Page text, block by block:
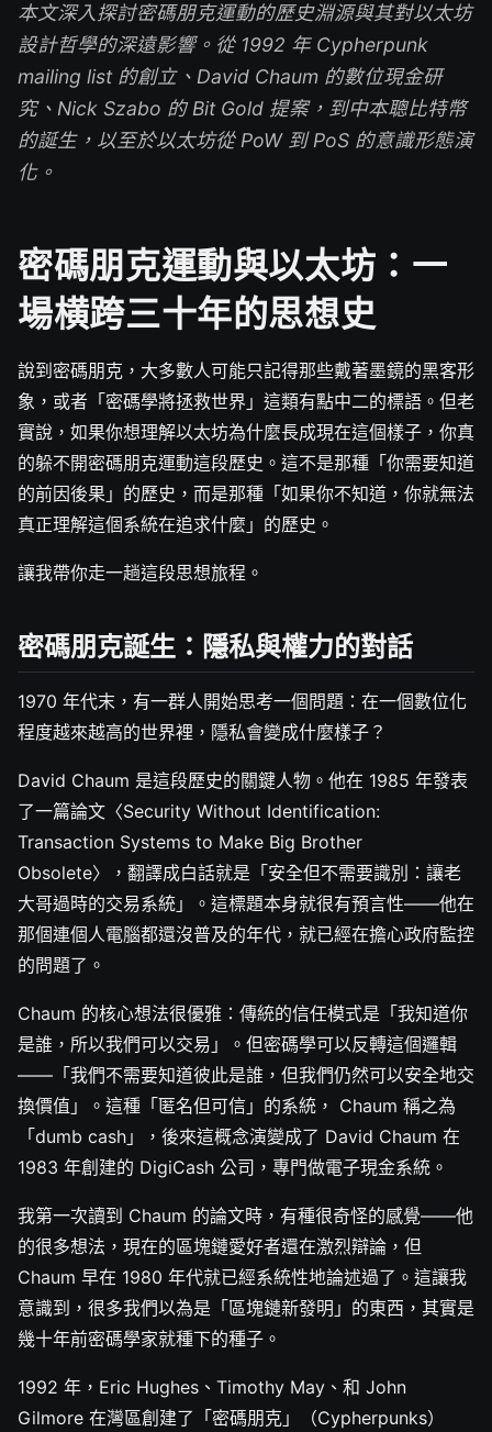
本文深入探討密碼朋克運動的歷史淵源與其對以太坊
設計哲學的深遠影響。從 1992 年 Cypherpunk
mailing list 的創立、David Chaum 的數位現金研
究、Nick Szabo 的 Bit Gold 提案，到中本聰比特幣
的誕生，以至於以太坊從 PoW 到 PoS 的意識形態演
化。
密碼朋克運動與以太坊：一
場横跨三十年的思想史
說到密碼朋克，大多數人可能只記得那些戴著墨鏡的黑客形
象，或者「密碼學將拯救世界」這類有點中二的標語。但老
實說，如果你想理解以太坊為什麼長成現在這個樣子，你真
的躲不開密碼朋克運動這段歷史。這不是那種「你需要知道
的前因後果」的歷史，而是那種「如果你不知道，你就無法
真正理解這個系統在追求什麼」的歷史。
讓我帶你走一趟這段思想旅程。
密碼朋克誕生：隱私與權力的對話
1970 年代末，有一群人開始思考一個問題：在一個數位化
程度越來越高的世界裡，隱私會變成什麼樣子？
David Chaum 是這段歷史的關鍵人物。他在 1985 年發表
了一篇論文〈Security Without Identification:
Transaction Systems to Make Big Brother
Obsolete〉，翻譯成白話就是「安全但不需要識別：讓老
大哥過時的交易系統」。這標題本身就很有預言性——他在
那個連個人電腦都還沒普及的年代，就已經在擔心政府監控
的問題了。
Chaum 的核心想法很優雅：傳統的信任模式是「我知道你
是誰，所以我們可以交易」。但密碼學可以反轉這個邏輯
——「我們不需要知道彼此是誰，但我們仍然可以安全地交
換價值」。這種「匿名但可信」的系統， Chaum 稱之為
「dumb cash」，後來這概念演變成了 David Chaum 在
1983 年創建的 DigiCash 公司，專門做電子現金系統。
我第一次讀到 Chaum 的論文時，有種很奇怪的感覺——他
的很多想法，現在的區塊鏈愛好者還在激烈辯論，但
Chaum 早在 1980 年代就已經系統性地論述過了。這讓我
意識到，很多我們以為是「區塊鏈新發明」的東西，其實是
幾十年前密碼學家就種下的種子。
1992 年，Eric Hughes、Timothy May、和 John
Gilmore 在灣區創建了「密碼朋克」（Cypherpunks）